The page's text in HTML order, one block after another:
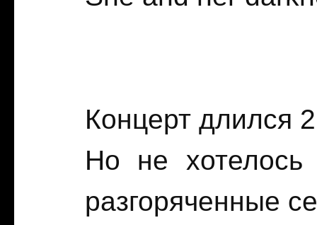
Концерт длился
Но не хотелось
разгоряченные